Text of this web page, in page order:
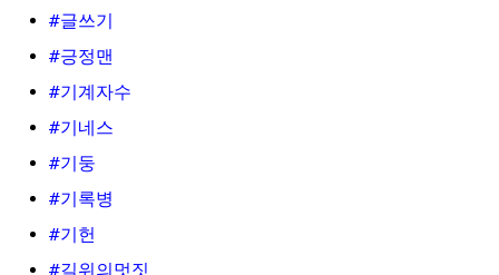
#글쓰기
#긍정맨
#기계자수
#기네스
#기둥
#기록병
#기헌
#길위의멋짓